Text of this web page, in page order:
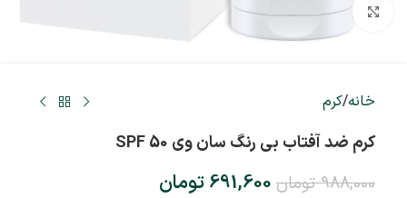
بزرگنمایی تصویر
خانه/کرم
کرم ضد آفتاب بی رنگ سان وی SPF 50
988,000 تومان 691,600تومان